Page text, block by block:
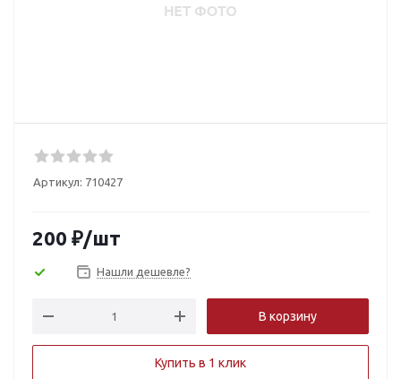
Артикул: 710427
200 ₽/шт
Нашли дешевле?
В корзину
Купить в 1 клик